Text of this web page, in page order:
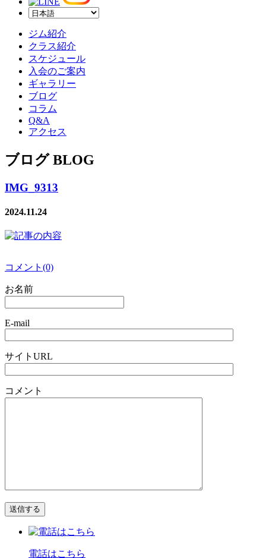
ジム紹介
クラス紹介
スケジュール
入会のご案内
ギャラリー
ブログ
コラム
Q&A
アクセス
ブログ BLOG
IMG_9313
2024.11.24
コメント(0)
お名前
E-mail
サイトURL
コメント
電話はこちら